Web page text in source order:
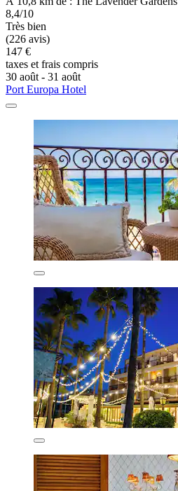
8,4/10
Très bien
(226 avis)
147 €
taxes et frais compris
30 août - 31 août
Port Europa Hotel